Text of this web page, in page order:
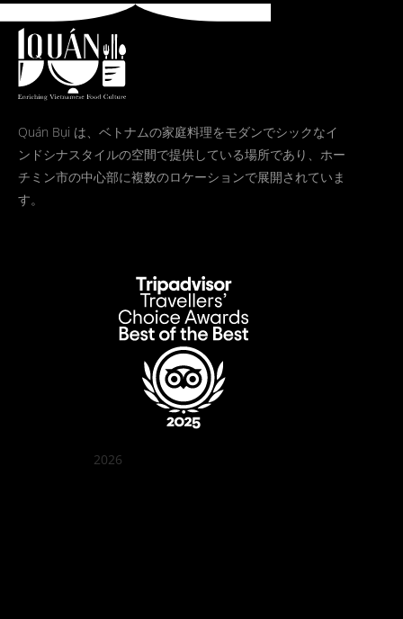
Quán Bụi は、ベトナムの家庭料理をモダンでシックなイ
ンドシナスタイルの空間で提供している場所であり、ホー
チミン市の中心部に複数のロケーションで展開されていま
す。
2026